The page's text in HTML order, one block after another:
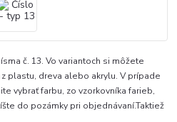
č. 13. Vo variantoch si môžete
plastu, dreva alebo akrylu. V prípade
vybrať farbu, zo vzorkovníka farieb,
do pozámky pri objednávaní.Taktiež